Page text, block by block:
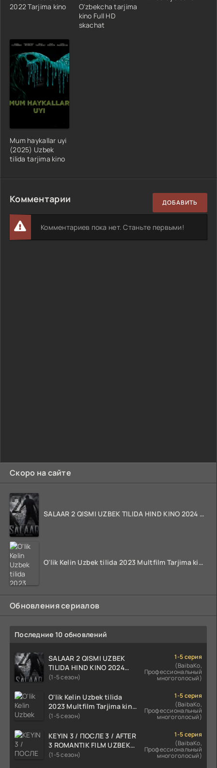
Скоро на сайте
SALAAR 2 QISMI UZBEK TILIDA HIND KINO 2024 TARJIMA 720p HD Skachat
O'lik Kelin Uzbek tilida 2023 Multfilm Tarjima kino skachat
Обновления сериалов
Последние 10 обновлений
SALAAR 2 QISMI UZBEK
TILIDA HIND KINO 2024
TARJIMA 720p HD Skachat
(1-5 сезон)
1-5 серия
(BaibaKo,
Профессиональный
многоголосый)
O'lik Kelin Uzbek tilida
2023 Multfilm Tarjima kino
skachat
(1-5 сезон)
1-5 серия
(BaibaKo,
Профессиональный
многоголосый)
KEYIN 3 / ПОСЛЕ 3 / AFTER
3 ROMANTIK FILM UZBEK
TILIDA 2021 TARJIMA FILM
(1-5 сезон)
1-5 серия
(BaibaKo,
Профессиональный
многоголосый)
2022 Tarjima kino
O'zbekcha tarjima
kino Full HD
skachat
Mum haykallar uyi
(2025) Uzbek
tilida tarjima kino
Комментарии ДОБАВИТЬ
Комментариев пока нет. Станьте первыми!